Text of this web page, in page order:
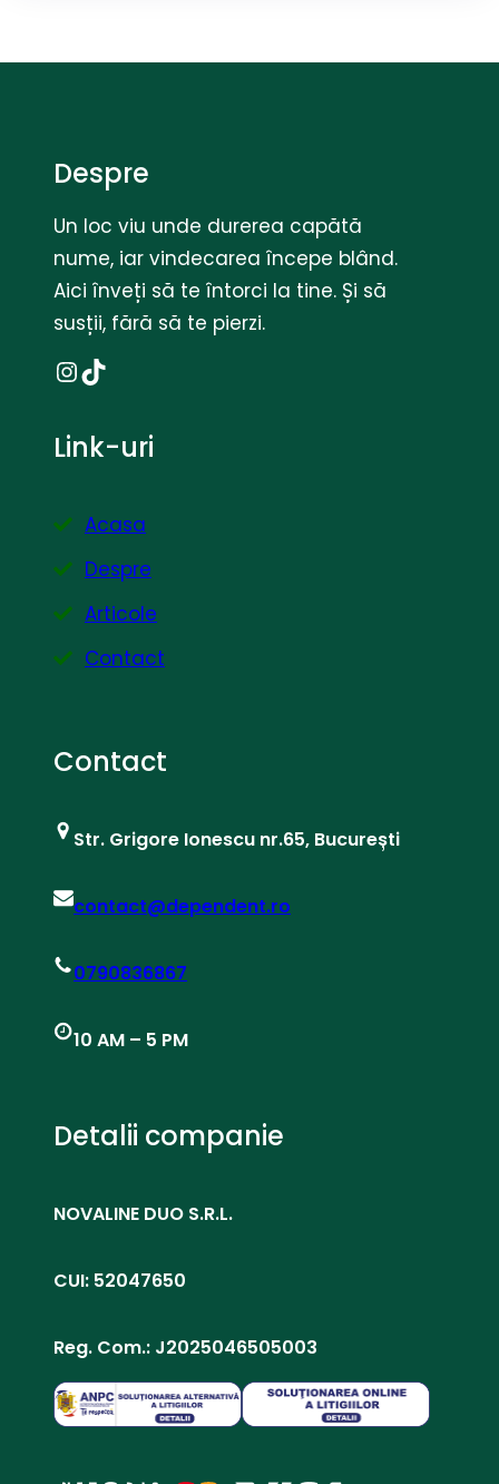
Despre
Un loc viu unde durerea capătă
nume, iar vindecarea începe blând.
Aici înveți să te întorci la tine. Și să
susții, fără să te pierzi.
InstagramTikTok
Link-uri
Acasa
Despre
Articole
Contact
Contact
Str. Grigore Ionescu nr.65, București
contact@dependent.ro
0790836867
10 AM – 5 PM
Detalii companie
NOVALINE DUO S.R.L.
CUI: 52047650
Reg. Com.: J2025046505003